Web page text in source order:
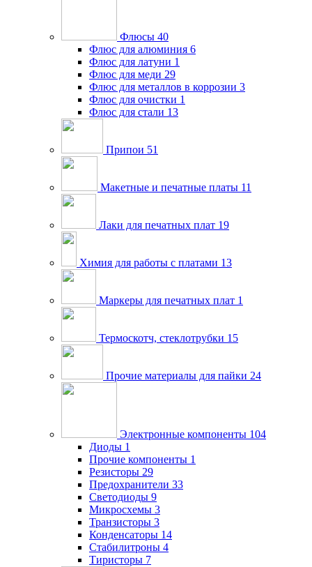
Флюсы 40
Флюс для алюминия 6
Флюс для латуни 1
Флюс для меди 29
Флюс для металлов в коррозии 3
Флюс для очистки 1
Флюс для стали 13
Припои 51
Макетные и печатные платы 11
Лаки для печатных плат 19
Химия для работы с платами 13
Маркеры для печатных плат 1
Термоскотч, стеклотрубки 15
Прочие материалы для пайки 24
Электронные компоненты 104
Диоды 1
Прочие компоненты 1
Резисторы 29
Предохранители 33
Светодиоды 9
Микросхемы 3
Транзисторы 3
Конденсаторы 14
Стабилитроны 4
Тиристоры 7